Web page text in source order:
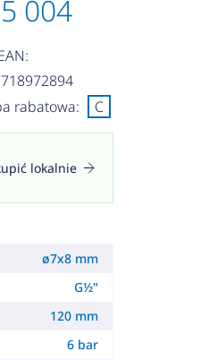
004
rabatowa:
C
lokalnie
ø7x8 mm
G½"
120 mm
6 bar